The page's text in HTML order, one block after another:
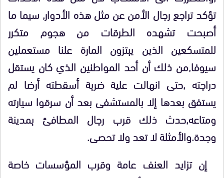
تؤكد تراجع رجال الأمن عن مثل هذه الأدوار, سيما ما
أصبحت تشهده الطرقات من هجوم متكرر
للمتسكعين الذين يبتزون المارة علنا مستعملين
سيوفا,من ذلك أن أحد المواطنين الذي كان يستقل
دراجته ,حتى انهالت علية ضربة أسقطته أرضا لم
يستفق بعدها إلا بالمستشفى بعد أن سرقوا سيارته
ومتاعه,حدث ذلك قرب رجال المطافئ بمدينة
وجدة.والأمثلة لا تعد ولا تحصى.
إن تزايد العنف عامة وقرب المؤسسات خاصة